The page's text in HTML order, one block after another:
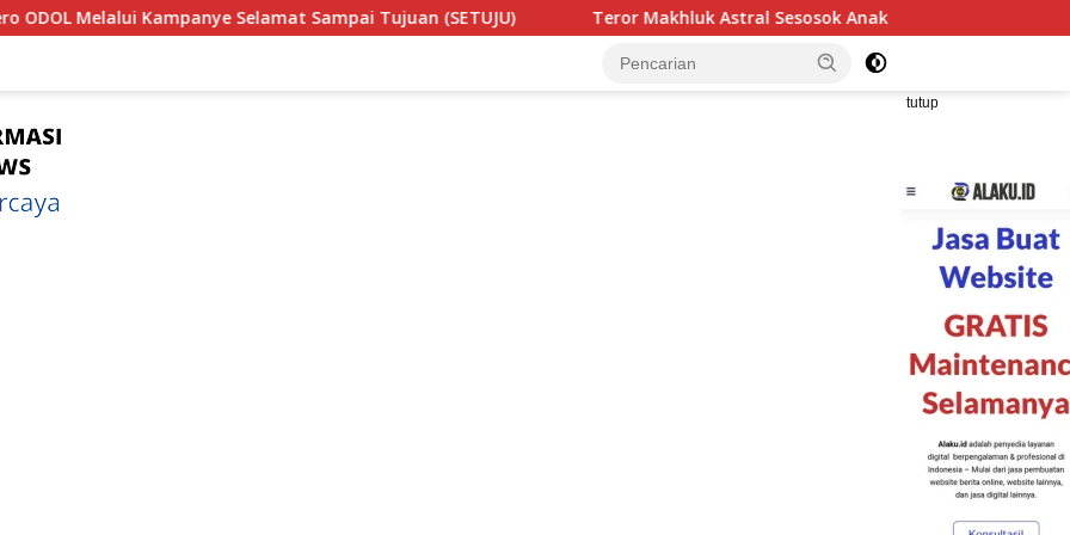
Sampai Tujuan (SETUJU) Teror Makhluk Astral Sesosok Anak Kecil dan Bayangan Putih Kilat Setiap Menjelang
tutup